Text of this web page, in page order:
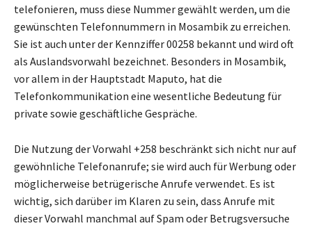
telefonieren, muss diese Nummer gewählt werden, um die
gewünschten Telefonnummern in Mosambik zu erreichen.
Sie ist auch unter der Kennziffer 00258 bekannt und wird oft
als Auslandsvorwahl bezeichnet. Besonders in Mosambik,
vor allem in der Hauptstadt Maputo, hat die
Telefonkommunikation eine wesentliche Bedeutung für
private sowie geschäftliche Gespräche.
Die Nutzung der Vorwahl +258 beschränkt sich nicht nur auf
gewöhnliche Telefonanrufe; sie wird auch für Werbung oder
möglicherweise betrügerische Anrufe verwendet. Es ist
wichtig, sich darüber im Klaren zu sein, dass Anrufe mit
dieser Vorwahl manchmal auf Spam oder Betrugsversuche